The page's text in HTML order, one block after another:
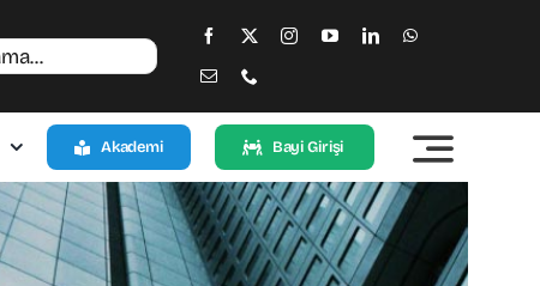
Akademi Bayi Girişi